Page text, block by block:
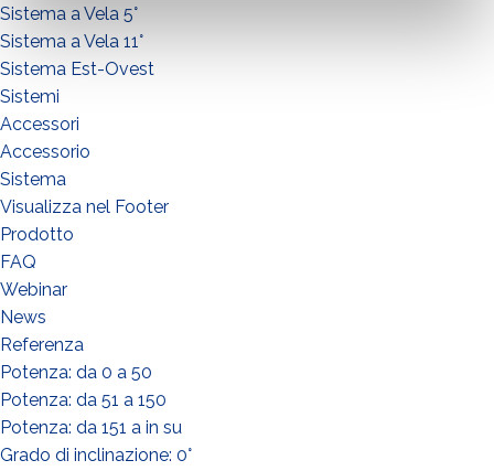
Sistema a Vela 5°
Sistema a Vela 11°
Sistema Est-Ovest
Sistemi
Accessori
Accessorio
Sistema
Visualizza nel Footer
Prodotto
FAQ
Webinar
News
Referenza
Potenza: da 0 a 50
Potenza: da 51 a 150
Potenza: da 151 a in su
Grado di inclinazione: 0°